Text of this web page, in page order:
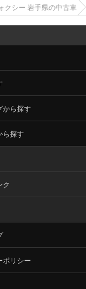
クシー 岩手県の中古車
から探す
ら探す
ク
ポリシー